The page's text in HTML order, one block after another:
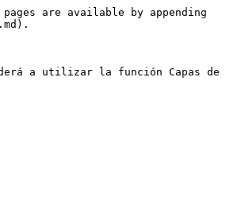
are available by appending
a utilizar la función Capas de